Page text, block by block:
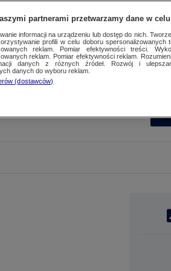
partnerami przetwarzamy dane w
informacji na urządzeniu lub dostęp do nich.
profili w celu doboru spersonalizowanych
reklam. Pomiar efektywności treści.
reklam. Pomiar efektywności reklam.
danych z różnych źródeł. Rozwój i
danych do wyboru reklam.
(dostawców)